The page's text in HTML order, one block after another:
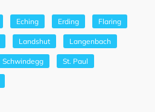
Eching Erding Flaring
Landshut Langenbach
Schwindegg St. Paul